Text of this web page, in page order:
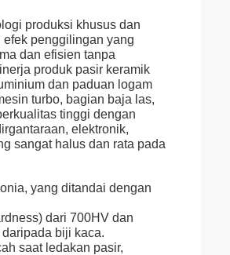
produksi khusus dan
efek penggilingan yang
dan efisien tanpa
produk pasir keramik
dan paduan logam
turbo, bagian baja las,
tinggi dengan
elektronik,
sangat halus dan rata pada
yang ditandai dengan
dari 700HV dan
biji kaca.
saat ledakan pasir,